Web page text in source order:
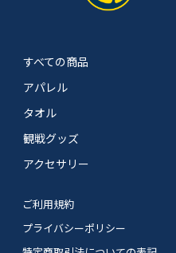
すべての商品
アパレル
タオル
観戦グッズ
アクセサリー
ご利用規約
プライバシーポリシー